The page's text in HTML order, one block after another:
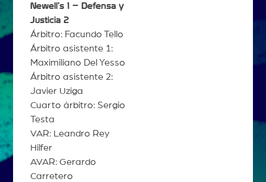
Newell’s 1 – Defensa y
Justicia 2
Árbitro: Facundo Tello
Árbitro asistente 1:
Maximiliano Del Yesso
Árbitro asistente 2:
Javier Uziga
Cuarto árbitro: Sergio
Testa
VAR: Leandro Rey
Hilfer
AVAR: Gerardo
Carretero